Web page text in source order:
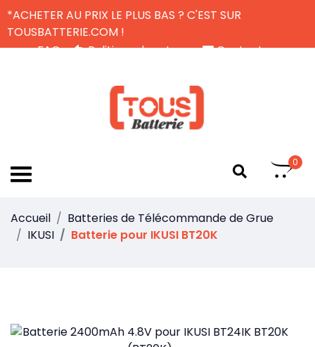
*ACHETER AU PRIX LE PLUS BAS ? C'EST SUR
TOUSBATTERIE.COM !
FAQ
Politique de retour
Contactez-nous
0
Accueil
Batteries de Télécommande de Grue
IKUSI
Batterie pour IKUSI BT20K